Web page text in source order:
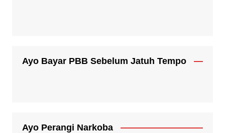
Ayo Bayar PBB Sebelum Jatuh Tempo
Ayo Perangi Narkoba